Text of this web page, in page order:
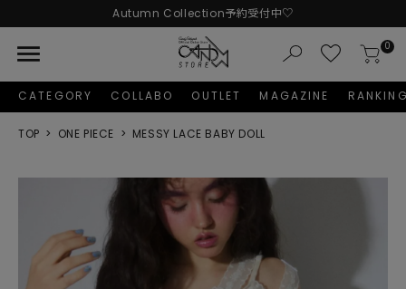
Autumn Collection予約受付中♡
LINE友だち追加 + ID連携で1,000円OFFクーポンプレゼント
新規会員登録で1,000円分のポイントプレゼント！
menu 0
CATEGORY COLLABO OUTLET MAGAZINE
TOP ONE PIECE MESSY LACE BABY DOLL